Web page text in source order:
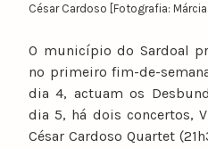
César Cardoso [Fotografia: Márcia
O município do Sardoal
no primeiro fim-de-
dia 4, actuam os
dia 5, há dois concertos,
César Cardoso Quartet